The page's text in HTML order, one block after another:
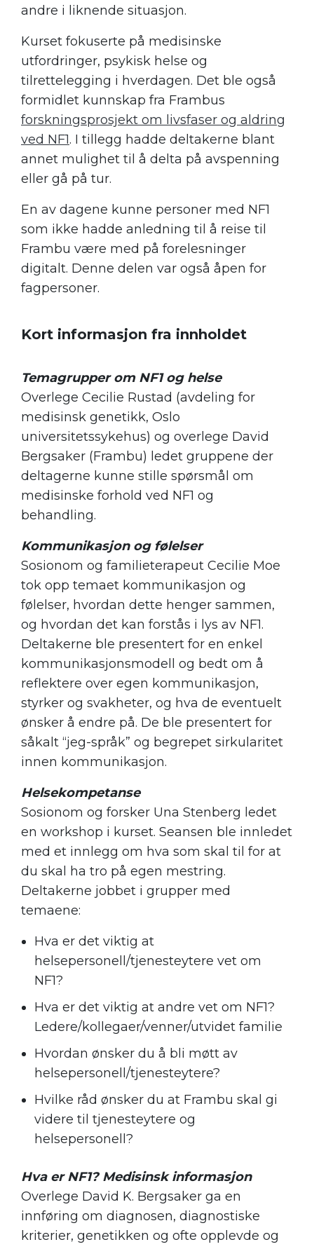
andre i liknende situasjon.
Kurset fokuserte på medisinske
utfordringer, psykisk helse og
tilrettelegging i hverdagen. Det ble også
formidlet kunnskap fra Frambus
forskningsprosjekt om livsfaser og aldring
ved NF1. I tillegg hadde deltakerne blant
annet mulighet til å delta på avspenning
eller gå på tur.
En av dagene kunne personer med NF1
som ikke hadde anledning til å reise til
Frambu være med på forelesninger
digitalt. Denne delen var også åpen for
fagpersoner.
Kort informasjon fra innholdet
Temagrupper om NF1 og helse
Overlege Cecilie Rustad (avdeling for
medisinsk genetikk, Oslo
universitetssykehus) og overlege David
Bergsaker (Frambu) ledet gruppene der
deltagerne kunne stille spørsmål om
medisinske forhold ved NF1 og
behandling.
Kommunikasjon og følelser
Sosionom og familieterapeut Cecilie Moe
tok opp temaet kommunikasjon og
følelser, hvordan dette henger sammen,
og hvordan det kan forstås i lys av NF1.
Deltakerne ble presentert for en enkel
kommunikasjonsmodell og bedt om å
reflektere over egen kommunikasjon,
styrker og svakheter, og hva de eventuelt
ønsker å endre på. De ble presentert for
såkalt “jeg-språk” og begrepet sirkularitet
innen kommunikasjon.
Helsekompetanse
Sosionom og forsker Una Stenberg ledet
en workshop i kurset. Seansen ble innledet
med et innlegg om hva som skal til for at
du skal ha tro på egen mestring.
Deltakerne jobbet i grupper med
temaene:
Hva er det viktig at
helsepersonell/tjenesteytere vet om
NF1?
Hva er det viktig at andre vet om NF1?
Ledere/kollegaer/venner/utvidet familie
Hvordan ønsker du å bli møtt av
helsepersonell/tjenesteytere?
Hvilke råd ønsker du at Frambu skal gi
videre til tjenesteytere og
helsepersonell?
Hva er NF1? Medisinsk informasjon
Overlege David K. Bergsaker ga en
innføring om diagnosen, diagnostiske
kriterier, genetikken og ofte opplevde og